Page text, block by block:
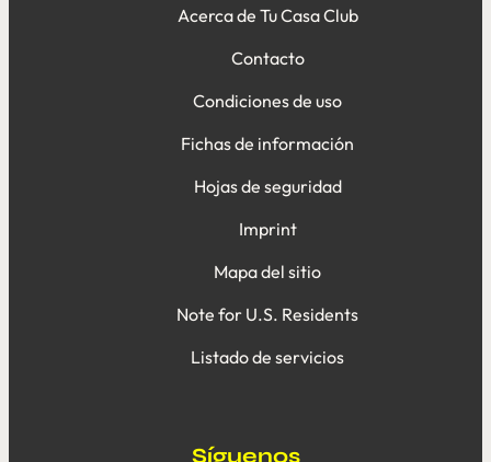
Acerca de Tu Casa Club
Contacto
Condiciones de uso
Fichas de información
Hojas de seguridad
Imprint
Mapa del sitio
Note for U.S. Residents
Listado de servicios
Síguenos